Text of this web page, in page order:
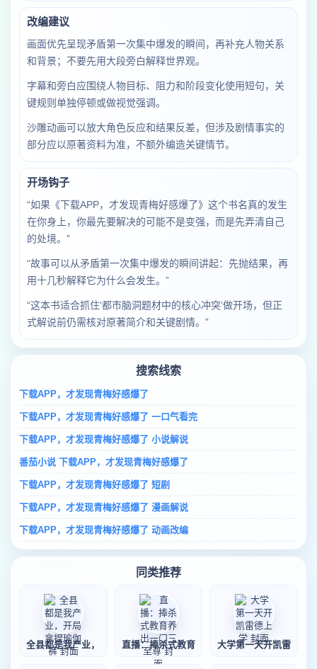
改编建议
画面优先呈现矛盾第一次集中爆发的瞬间，再补充人物关系
和背景；不要先用大段旁白解释世界观。
字幕和旁白应围绕人物目标、阻力和阶段变化使用短句，关
键规则单独停顿或做视觉强调。
沙雕动画可以放大角色反应和结果反差，但涉及剧情事实的
部分应以原著资料为准，不额外编造关键情节。
开场钩子
“如果《下载APP，才发现青梅好感爆了》这个书名真的发生
在你身上，你最先要解决的可能不是变强，而是先弄清自己
的处境。”
“故事可以从矛盾第一次集中爆发的瞬间讲起：先抛结果，再
用十几秒解释它为什么会发生。”
“这本书适合抓住‘都市脑洞题材中的核心冲突’做开场，但正
式解说前仍需核对原著简介和关键剧情。”
搜索线索
下载APP，才发现青梅好感爆了
下载APP，才发现青梅好感爆了 一口气看完
下载APP，才发现青梅好感爆了 小说解说
番茄小说 下载APP，才发现青梅好感爆了
下载APP，才发现青梅好感爆了 短剧
下载APP，才发现青梅好感爆了 漫画解说
下载APP，才发现青梅好感爆了 动画改编
同类推荐
全县都是我产业， 直播：捧杀式教育 大学第一天开凯雷